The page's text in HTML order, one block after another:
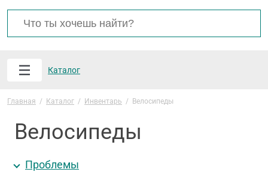
Каталог
Главная / Каталог / Инвентарь / Велосипеды
Велосипеды
Проблемы